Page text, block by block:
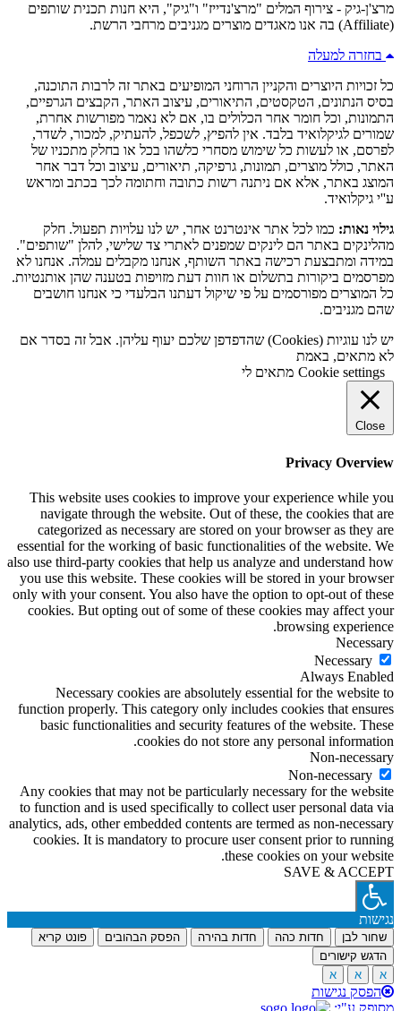
מרצ'ן-גיק - צירוף המלים "מרצ'נדייז" ו"גיק", היא חנות תכנית שותפים
(Affiliate) בה אנו מאגדים מוצרים מגניבים מרחבי הרשת.
בחזרה למעלה
כל זכויות היוצרים והקניין הרוחני המופיעים באתר זה לרבות התוכנה,
בסיס הנתונים, הטקסטים, התיאורים, עיצוב האתר, הקבצים הגרפיים,
התמונות, וכל חומר אחר הכלולים בו, אם לא נאמר מפורשות אחרת,
שמורים לגיקלואיד בלבד. אין להפיץ, לשכפל, להעתיק, למכור, לשדר,
לפרסם, או לעשות כל שימוש מסחרי כלשהו בכל או בחלק מתכניו של
האתר, כולל מוצרים, תמונות, גרפיקה, תיאורים, עיצוב וכל דבר אחר
המוצג באתר, אלא אם ניתנה רשות כתובה וחתומה לכך בכתב ומראש
ע''י גיקלואיד.
גילוי נאות: כמו לכל אתר אינטרנט אחר, יש לנו עלויות תפעול. חלק
מהלינקים באתר הם לינקים שמפנים לאתרי צד שלישי, להלן "שותפים".
במידה ומתבצעת רכישה באתר השותף, אנחנו מקבלים עמלה. אנחנו לא
מפרסמים ביקורות בתשלום או חוות דעת מזויפות בטענה שהן אותנטיות.
כל המוצרים מפורסמים על פי שיקול דעתנו הבלעדי כי אנחנו חושבים
שהם מגניבים.
יש לנו עוגיות (Cookies) שהדפדפן שלכם יעוף עליהן. אבל זה בסדר אם
לא מתאים, באמת
Cookie settings מתאים לי
Close
Privacy Overview
This website uses cookies to improve your experience while you
navigate through the website. Out of these, the cookies that are
categorized as necessary are stored on your browser as they are
essential for the working of basic functionalities of the website. We
also use third-party cookies that help us analyze and understand how
you use this website. These cookies will be stored in your browser
only with your consent. You also have the option to opt-out of these
cookies. But opting out of some of these cookies may affect your
browsing experience.
Necessary
Necessary
Always Enabled
Necessary cookies are absolutely essential for the website to
function properly. This category only includes cookies that ensures
basic functionalities and security features of the website. These
cookies do not store any personal information.
Non-necessary
Non-necessary
Any cookies that may not be particularly necessary for the website
to function and is used specifically to collect user personal data via
analytics, ads, other embedded contents are termed as non-necessary
cookies. It is mandatory to procure user consent prior to running
these cookies on your website.
SAVE & ACCEPT
נגישות
שחור לבן חדות כהה חדות בהירה הפסק הבהובים
פונט קריא
הדגש קישורים
א
א א
הפסק נגישות
מסופק ע"י: